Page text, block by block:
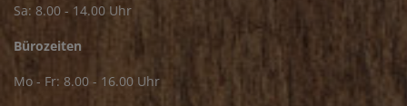
Sa: 8.00 - 14.00 Uhr
Bürozeiten
Mo - Fr: 8.00 - 16.00 Uhr